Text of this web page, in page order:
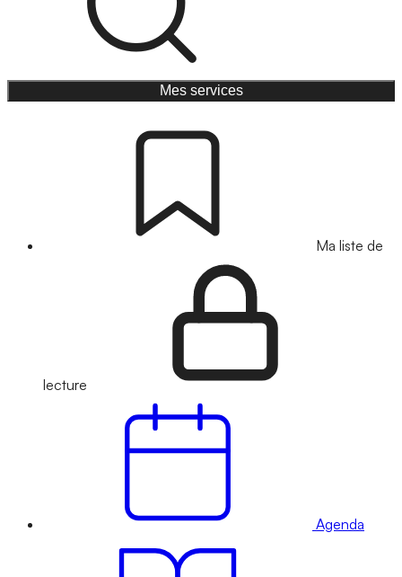
Mes services
Ma liste de
lecture
Agenda